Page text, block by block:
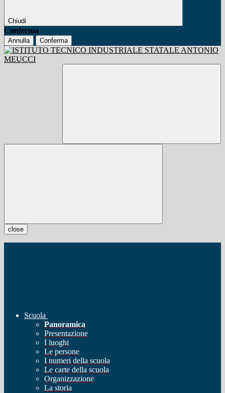
Chiudi
Conferma
Annulla Conferma
close
Scuola
Panoramica
Presentazione
I luoghi
Le persone
I numeri della scuola
Le carte della scuola
Organizzazione
La storia